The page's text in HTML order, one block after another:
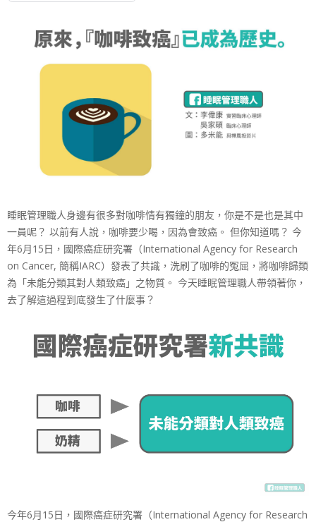
發
展
睡眠管理職人身邊有很多對咖啡情有獨鐘的朋友，你是不是也是其中
一員呢？ 以前有人說，咖啡要少喝，因為會致癌。 但你知道嗎？ 今
年6月15日，國際癌症研究署（International Agency for Research
on Cancer, 簡稱IARC）發表了共識，洗刷了咖啡的冤屈，將咖啡歸類
為「未能分類其對人類致癌」之物質。 今天睡眠管理職人帶領著你，
去了解這過程到底發生了什麼事？
今年6月15日，國際癌症研究署（International Agency for Research